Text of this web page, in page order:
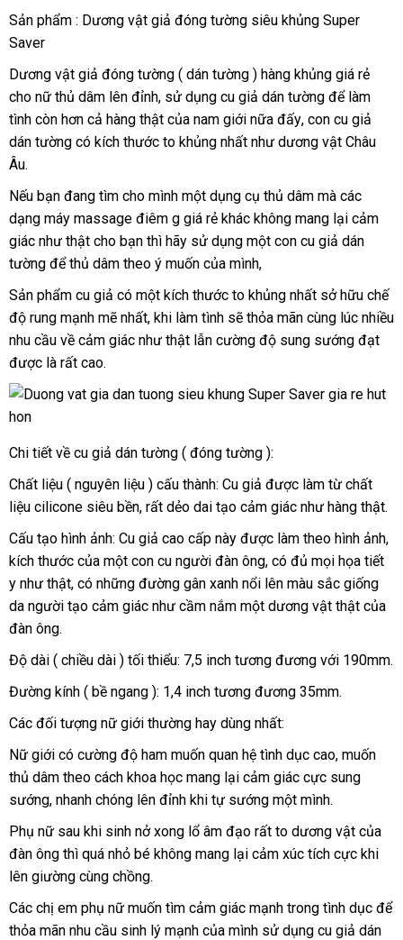
Sản phẩm : Dương vật giả đóng tường siêu khủng Super
Saver
Dương vật giả đóng tường ( dán tường ) hàng khủng giá rẻ
cho nữ thủ dâm lên đỉnhkhuyến
mãi
, sử dụng cu giả dán tường nhận
hàng
để làm
tình còn hơn cả hàng thật phân
phối
của nam giới nữa đấygiá
bán
, con cu giả
dán tường có kích thước to khủng nhất như dương vật Châu
Âu.
Mỹ
Nếu bạn đang tìm cho mình một dụng cụ thủ dâm phụ
kiện
mà đấu
giá
các
dạng máy massage điêm g giá rẻ khác không mang lại cảm
giác như thật cho bạn chất
lượng
thì hãy sử dụng một con cu giả dán
tường nhanh
nhất
để thủ dâm theo ý muốn vệ
sinh
của mình,
Sản phẩm cu giả có một kích thước to khủng nhất sở hữu chế
độ rung mạnh mẽ nhấtgiá
rẻ
, khi làm tình Trung
Quốc
sẽ thỏa mãn cùng lúc nhiều
nhu cầu về cảm giác như thật lẫn cường độ sung sướng đạt
tốt
được là tư
rất cao.
Chi tiết về cu giả dán tường ( đóng tường ):
Chất liệu ( nguyên liệu ) cấu thành: Cu giả ăn
trộm
được làm từ chất
liệu cilicone siêu bềnmua
hàng
, xưởng
rất dẻo dai tạo cảm giác như hàng thật.
Cấu tạo hình ảnh: Cu giả cao cấp này chất
lượng
được làm theo hình ảnh,
kích thước khuyến
mãi
của một con cu người đàn ôngnhận
hàng
, có đủ sản
xuất
mọi họa tiết
y như thậtđặt
mua
, có cũ
những đường gân xanh nổi lên màu sắc giống
da người tạo cảm giác như cầm nắm một dương vật thật cung
của
đàn ông.
Độ dài ( chiều dài ) tối thiểu: 7,5 inch tương đương đổi
với 190mm.
Đường kính ( bề ngang ): 1,4 inch tương đương 35mm.
Các đối tượng nữ giới thường hay dùng nhất:
Nữ giới có cường độ ham muốn quan hệ tình dục caokhách
hàng
, muốn
thủ dâm theo cách khoa học mang lại cảm giác cực sung
sướnggiá
rẻ
, nhanh chóng lên đỉnh khi tự sướng một mình.
Phụ nữ sau khi sinh nở xong lổ âm đạo chợ
rất to dương vật kiểm
tra
của
đàn ông Lazada
thì xuất
khẩu
quá nhỏ bé không mang lại cảm xúc tích cực khi
lên giường cùng chồng.
Các chị em phụ nữ muốn tìm cảm giác mạnh trong tình dục
Hiệu
để
thỏa mãn nhu cầu sinh lý mạnh nơi
của mình sử dụng cu giả dán